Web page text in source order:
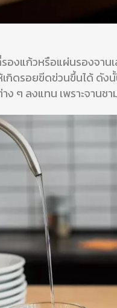
งแก้วหรือแผ่นรองจาน
ดรอยขีดข่วนขึ้นได้ ดัง
ๆ ลงแทน เพราะจานช